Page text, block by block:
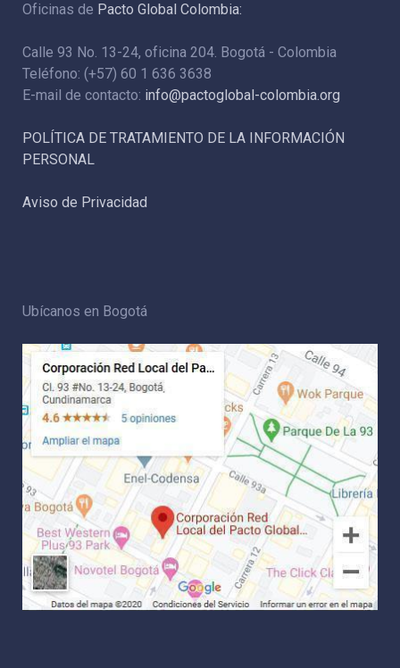
Oficinas de Pacto Global Colombia:
Calle 93 No. 13-24, oficina 204. Bogotá - Colombia
Teléfono: (+57) 60 1 636 3638
E-mail de contacto: info@pactoglobal-colombia.org
POLÍTICA DE TRATAMIENTO DE LA INFORMACIÓN
PERSONAL
Aviso de Privacidad
Ubícanos en Bogotá